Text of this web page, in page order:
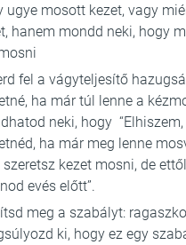
ugye mosott kezet, vagy
hanem mondd neki, hogy
fel a vágyteljesítő
ha már túl lenne a
neki, hogy
ha már meg lenne
szeretsz kezet mosni, de
evés előtt”.
meg a szabályt:
ki, hogy ez egy